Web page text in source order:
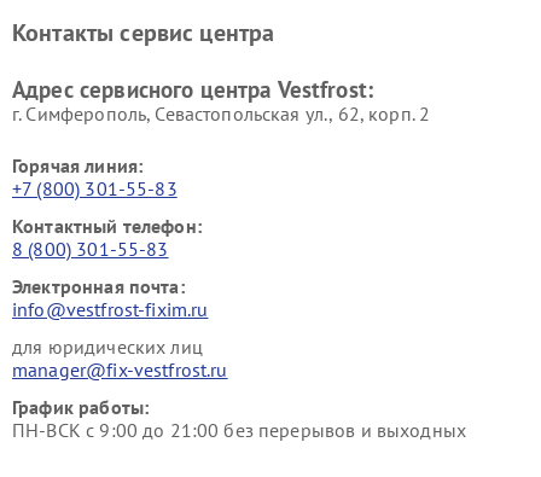
Vestfrost
Контакты сервис центра
Адрес сервисного центра Vestfrost:
г. Симферополь, Севастопольская ул., 62, корп. 2
Горячая линия:
+7 (800) 301-55-83
Контактный телефон:
8 (800) 301-55-83
Электронная почта:
info@vestfrost-fixim.ru
для юридических лиц
manager@fix-vestfrost.ru
График работы:
ПН-ВСК с 9:00 до 21:00 без перерывов и выходных